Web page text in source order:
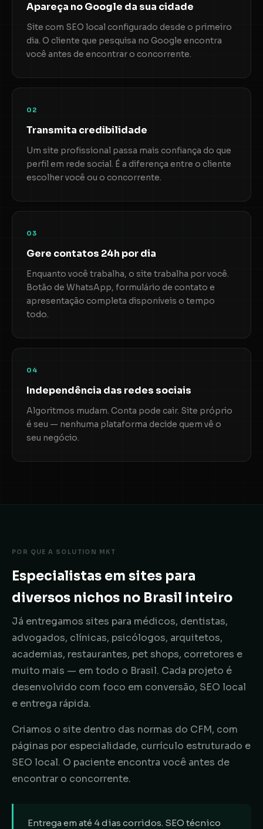
Apareça no Google da sua cidade
Site com SEO local configurado desde o primeiro
dia. O cliente que pesquisa no Google encontra
você antes de encontrar o concorrente.
02
Transmita credibilidade
Um site profissional passa mais confiança do que
perfil em rede social. É a diferença entre o cliente
escolher você ou o concorrente.
03
Gere contatos 24h por dia
Enquanto você trabalha, o site trabalha por você.
Botão de WhatsApp, formulário de contato e
apresentação completa disponíveis o tempo
todo.
04
Independência das redes sociais
Algoritmos mudam. Conta pode cair. Site próprio
é seu — nenhuma plataforma decide quem vê o
seu negócio.
POR QUE A SOLUTION MKT
Especialistas em sites para
diversos nichos no Brasil inteiro
Já entregamos sites para médicos, dentistas,
advogados, clínicas, psicólogos, arquitetos,
academias, restaurantes, pet shops, corretores e
muito mais — em todo o Brasil. Cada projeto é
desenvolvido com foco em conversão, SEO local
e entrega rápida.
Criamos o site dentro das normas do CFM, com
páginas por especialidade, currículo estruturado e
SEO local. O paciente encontra você antes de
encontrar o concorrente.
Entrega em até 4 dias corridos. SEO técnico